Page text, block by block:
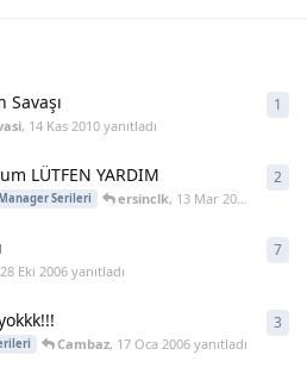
Savaşı
, 14 Kas 2010 yanıtladı
1
LÜTFEN YARDIM
Manager Serileri ersinclk, 13 Mar 2007
2
28 Eki 2006 yanıtladı
7
Cambaz, 17 Oca 2006yanıtladı
3